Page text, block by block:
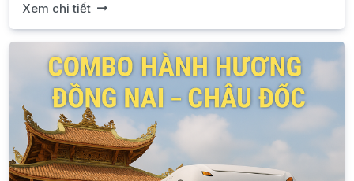
Xem chi tiết